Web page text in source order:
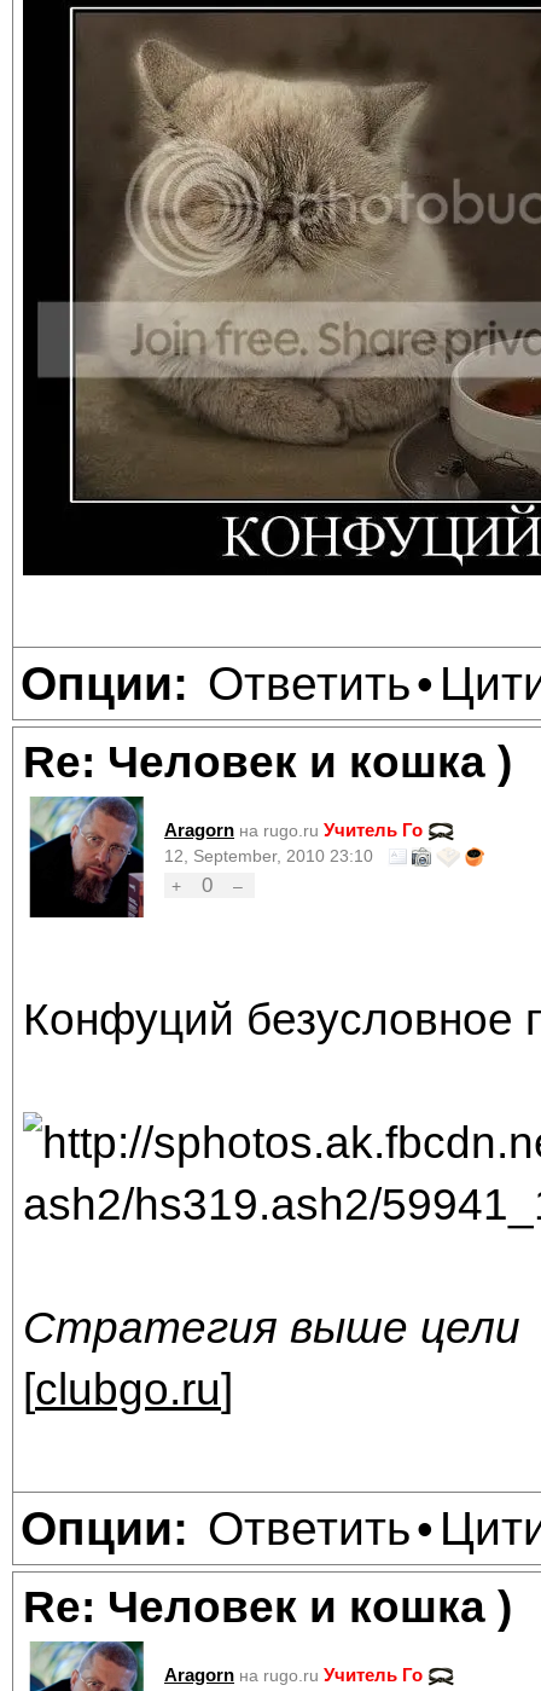
Опции: Ответить•
Re: Человек и кошка )
Aragorn на rugo.ru Учитель Го
12, September, 2010 23:10
+
0 –
Конфуций безусловное
Стратегия выше цели
[clubgo.ru]
Опции: Ответить•
Re: Человек и кошка )
Aragorn на rugo.ru Учитель Го